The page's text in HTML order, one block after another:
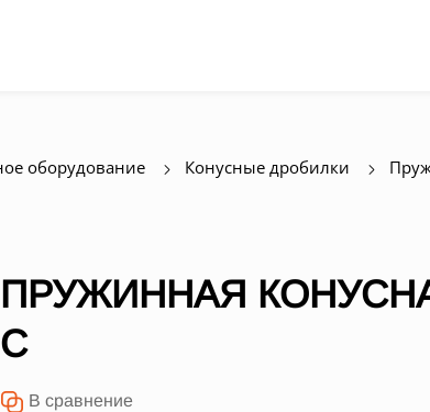
оборудование Конусные дробилки
ПРУЖИННАЯ
C
В сравнение